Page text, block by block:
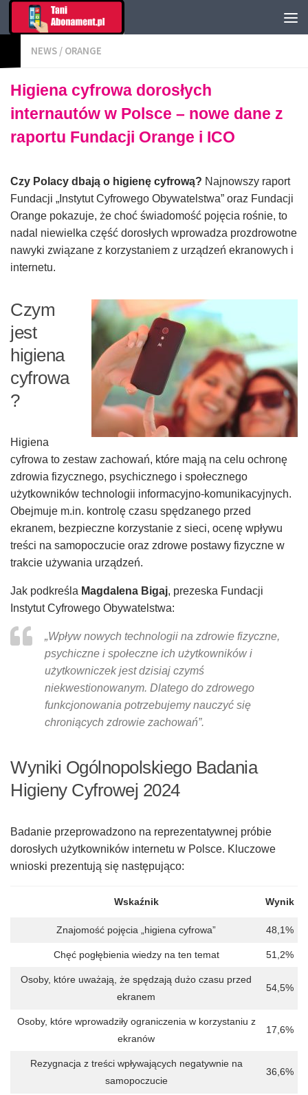
NEWS / ORANGE
Higiena cyfrowa dorosłych
internautów w Polsce – nowe dane z
raportu Fundacji Orange i ICO
Czy Polacy dbają o higienę cyfrową? Najnowszy raport
Fundacji „Instytut Cyfrowego Obywatelstwa” oraz Fundacji
Orange pokazuje, że choć świadomość pojęcia rośnie, to
nadal niewielka część dorosłych wprowadza prozdrowotne
nawyki związane z korzystaniem z urządzeń ekranowych i
internetu.
Czym
jest
higiena
cyfrowa
?
Higiena
cyfrowa to zestaw zachowań, które mają na celu ochronę
zdrowia fizycznego, psychicznego i społecznego
użytkowników technologii informacyjno-komunikacyjnych.
Obejmuje m.in. kontrolę czasu spędzanego przed
ekranem, bezpieczne korzystanie z sieci, ocenę wpływu
treści na samopoczucie oraz zdrowe postawy fizyczne w
trakcie używania urządzeń.
Jak podkreśla Magdalena Bigaj, prezeska Fundacji
Instytut Cyfrowego Obywatelstwa:
„Wpływ nowych technologii na zdrowie fizyczne,
psychiczne i społeczne ich użytkowników i
użytkowniczek jest dzisiaj czymś
niekwestionowanym. Dlatego do zdrowego
funkcjonowania potrzebujemy nauczyć się
chroniących zdrowie zacho­wań”.
Wyniki Ogólnopolskiego Badania
Higieny Cyfrowej 2024
Badanie przeprowadzono na reprezentatywnej próbie
dorosłych użytkowników internetu w Polsce. Kluczowe
wnioski prezentują się następująco:
Wskaźnik Wynik
Znajomość pojęcia „higiena cyfrowa” 48,1%
Chęć pogłębienia wiedzy na ten temat 51,2%
Osoby, które uważają, że spędzają dużo czasu przed
ekranem
54,5%
Osoby, które wprowadziły ograniczenia w korzystaniu z
ekranów
17,6%
Rezygnacja z treści wpływających negatywnie na
samopoczucie
36,6%